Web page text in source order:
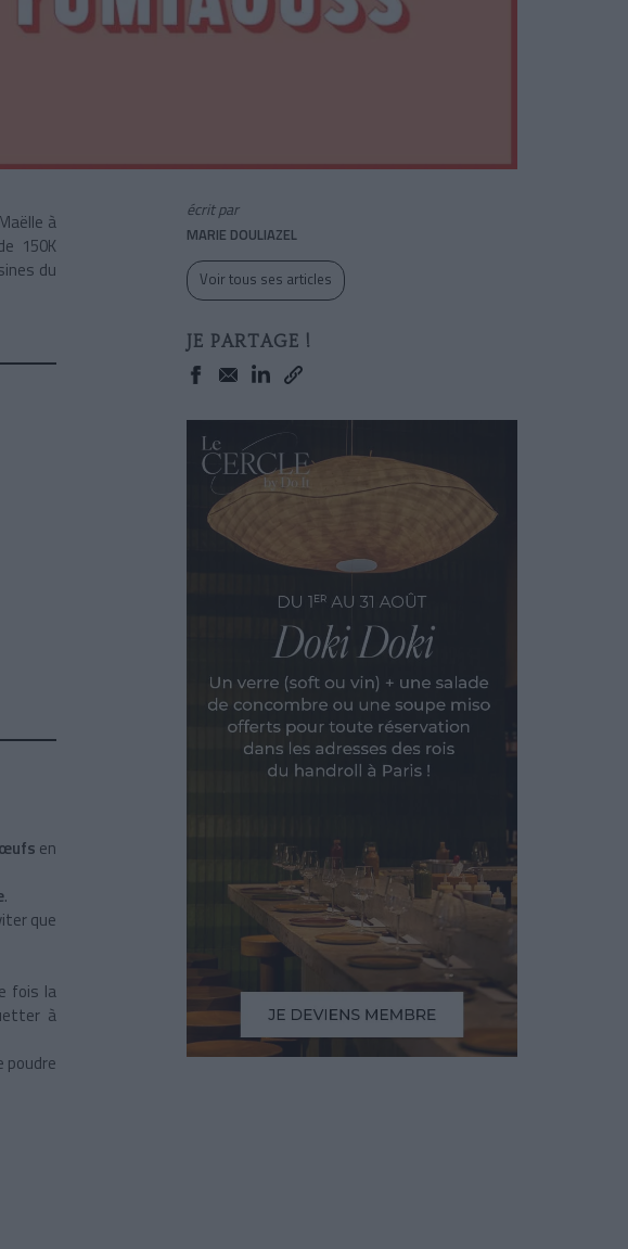
à
150K
du
œufs en
.
que
fois la
à
poudre
écrit par
MARIE DOULIAZEL
Voir tous ses articles
JE PARTAGE !